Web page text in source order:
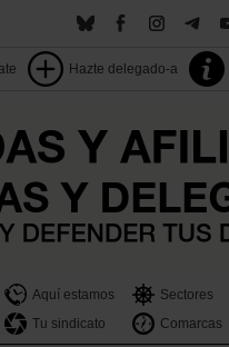
Hazte delegado-a
Aquí estamos Sectores
Tu sindicato Comarcas